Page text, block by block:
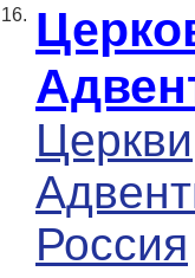
16.
Церкви
Россия